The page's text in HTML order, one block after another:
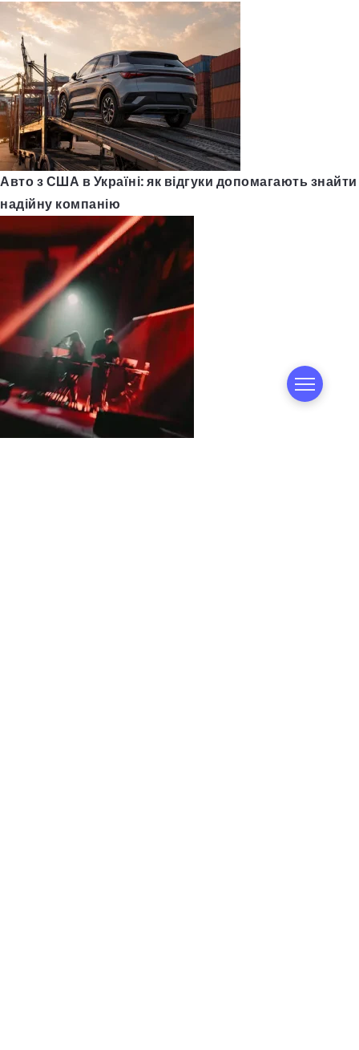
Авто з США в Україні: як відгуки допомагають знайти
надійну компанію